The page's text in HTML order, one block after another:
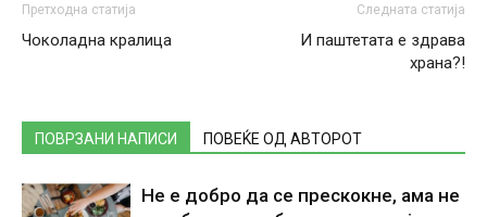
Претходна статија
Чоколадна кралица
Следната статија
И паштетата е здрава
храна?!
ПОВРЗАНИ НАПИСИ ПОВЕЌЕ ОД АВТОРОТ
Не е добро да се прескокне, ама не